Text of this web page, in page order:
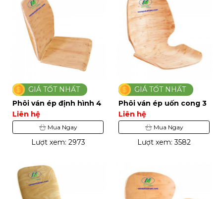
GIÁ TỐT NHẤT
Phôi ván ép định hình 4
Liên hệ
Mua Ngay
Lượt xem: 2973
GIÁ TỐT NHẤT
Phôi ván ép uốn cong 3
Liên hệ
Mua Ngay
Lượt xem: 3582